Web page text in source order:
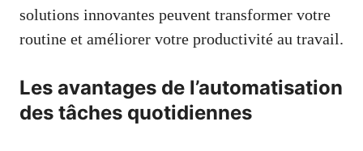
solutions innovantes peuvent transformer votre
routine et améliorer votre productivité au travail.
Les avantages de l’automatisation
des tâches quotidiennes